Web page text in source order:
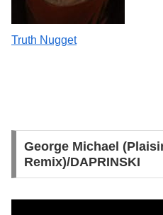
Truth Nugget
George Michael
Remix)/DAPRINSKI